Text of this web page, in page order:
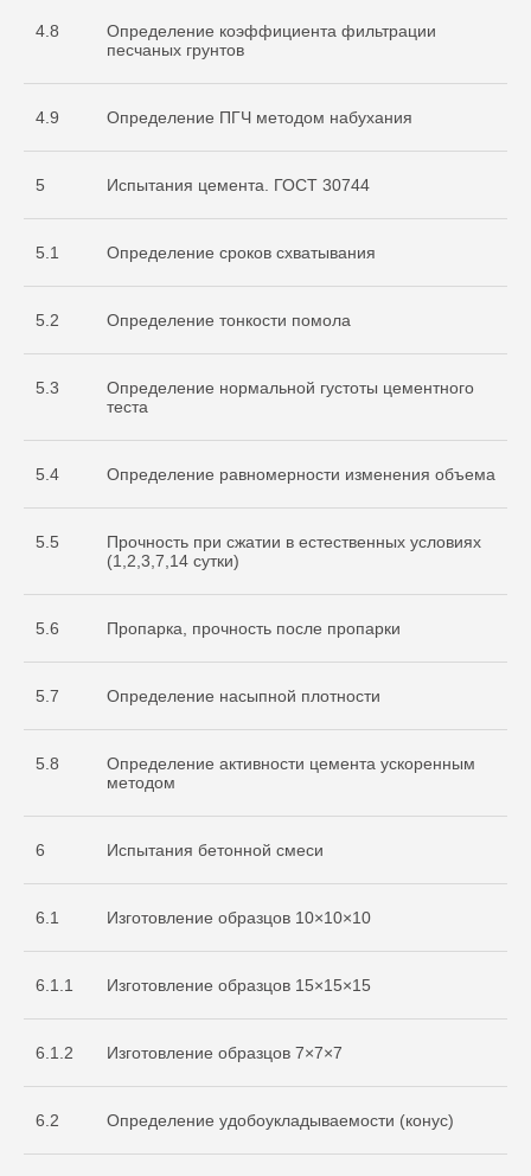
4.8
Определение коэффициента фильтрации
песчаных грунтов
4.9 Определение ПГЧ методом набухания
5 Испытания цемента. ГОСТ 30744
5.1 Определение сроков схватывания
5.2 Определение тонкости помола
5.3
Определение нормальной густоты цементного
теста
5.4 Определение равномерности изменения объема
5.5
Прочность при сжатии в естественных условиях
(1,2,3,7,14 сутки)
5.6 Пропарка, прочность после пропарки
5.7 Определение насыпной плотности
5.8
Определение активности цемента ускоренным
методом
6 Испытания бетонной смеси
6.1 Изготовление образцов 10×10×10
6.1.1 Изготовление образцов 15×15×15
6.1.2 Изготовление образцов 7×7×7
6.2 Определение удобоукладываемости (конус)
испытательной
лаборатории
Nº ИЛ-РОС-001691. Регистрационный
Разрешительная
документация